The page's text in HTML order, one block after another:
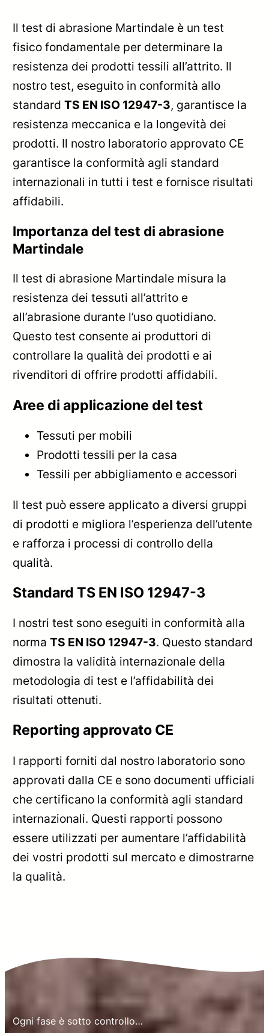
Il test di abrasione Martindale è un test
fisico fondamentale per determinare la
resistenza dei prodotti tessili all’attrito. Il
nostro test, eseguito in conformità allo
standardTS EN ISO 12947-3, garantisce la
resistenza meccanica e la longevità dei
prodotti. Il nostro laboratorio approvato CE
garantisce la conformità agli standard
internazionali in tutti i test e fornisce risultati
affidabili.
Importanza del test di abrasione
Martindale
Il test di abrasione Martindale misura la
resistenza dei tessuti all’attrito e
all’abrasione durante l’uso quotidiano.
Questo test consente ai produttori di
controllare la qualità dei prodotti e ai
rivenditori di offrire prodotti affidabili.
Aree di applicazione del test
Tessuti per mobili
Prodotti tessili per la casa
Tessili per abbigliamento e accessori
Il test può essere applicato a diversi gruppi
di prodotti e migliora l’esperienza dell’utente
e rafforza i processi di controllo della
qualità.
Standard TS EN ISO 12947-3
I nostri test sono eseguiti in conformità alla
normaTS EN ISO 12947-3. Questo standard
dimostra la validità internazionale della
metodologia di test e l’affidabilità dei
risultati ottenuti.
Reporting approvato CE
I rapporti forniti dal nostro laboratorio sono
approvati dalla CE e sono documenti ufficiali
che certificano la conformità agli standard
internazionali. Questi rapporti possono
essere utilizzati per aumentare l’affidabilità
dei vostri prodotti sul mercato e dimostrarne
la qualità.
Ogni fase è sotto controllo…